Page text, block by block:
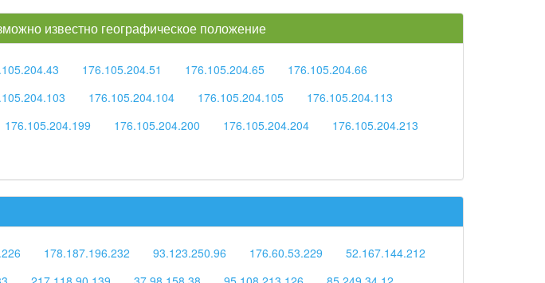
известно географическое положение
176.105.204.51 176.105.204.65
176.105.204.66
176.105.204.104 176.105.204.105
176.105.204.113
176.105.204.199 176.105.204.200 176.105.204.204
176.105.204.213
178.187.196.232 93.123.250.96 176.60.53.229
52.167.144.212